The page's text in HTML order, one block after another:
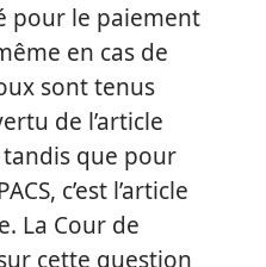
pour le paiement
en cas de
sont tenus
de l’article
tandis que pour
c’est l’article
La Cour de
cette question